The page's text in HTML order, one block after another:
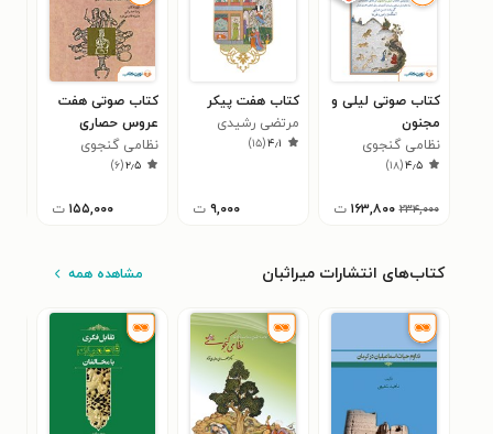
کتاب صوتی لیلی و
مجنون
نظامی گنجوی
۴٫۵(۱۸)
۲۳۴,۰۰۰ ۱۶۳,۸۰۰ ت
کتاب هفت پیکر
مرتضی رشیدی
آشجردی
۴٫۱(۱۵)
۹,۰۰۰ ت
کتاب صوتی هفت
عروس حصاری
نظامی گنجوی
۲٫۵(۶)
۱۵۵,۰۰۰ ت
کتاب‌های انتشارات میراثبان مشاهده همه